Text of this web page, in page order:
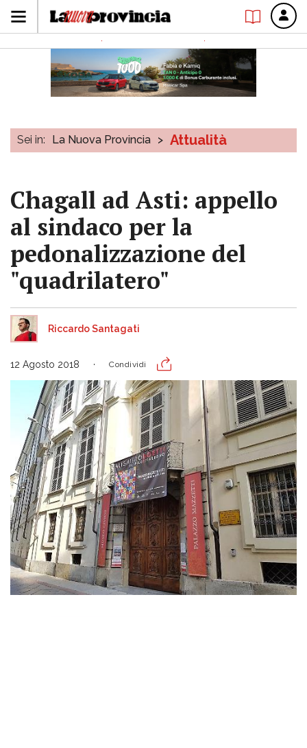
Sei in: La Nuova Provincia > Attualità
Chagall ad Asti: appello
al sindaco per la
pedonalizzazione del
"quadrilatero"
Riccardo Santagati
12 Agosto 2018 Condividi